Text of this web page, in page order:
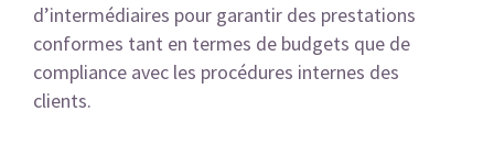
d’intermédiaires pour garantir des prestations
conformes tant en termes de budgets que de
compliance avec les procédures internes des
clients.